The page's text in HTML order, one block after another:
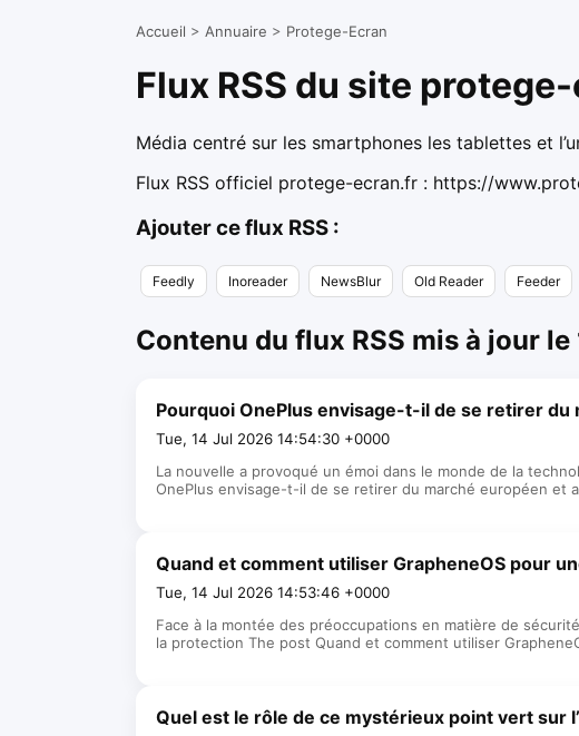
Accueil > Annuaire > Protege-Ecran
Flux RSS du site
Média centré sur les smartphones les tablettes et
Flux RSS officiel protege-ecran.fr : https://
Ajouter ce flux RSS :
Feedly Inoreader NewsBlur Old Reader Feeder
Contenu du flux RSS mis à jour
Pourquoi OnePlus envisage-t-il de se retirer du
Tue, 14 Jul 2026 14:54:30 +0000
La nouvelle a provoqué un émoi dans le monde de la
OnePlus envisage-t-il de se retirer du marché européen et
Quand et comment utiliser GrapheneOS pour
Tue, 14 Jul 2026 14:53:46 +0000
Face à la montée des préoccupations en matière de
la protection The post Quand et comment utiliser
Quel est le rôle de ce mystérieux point vert sur